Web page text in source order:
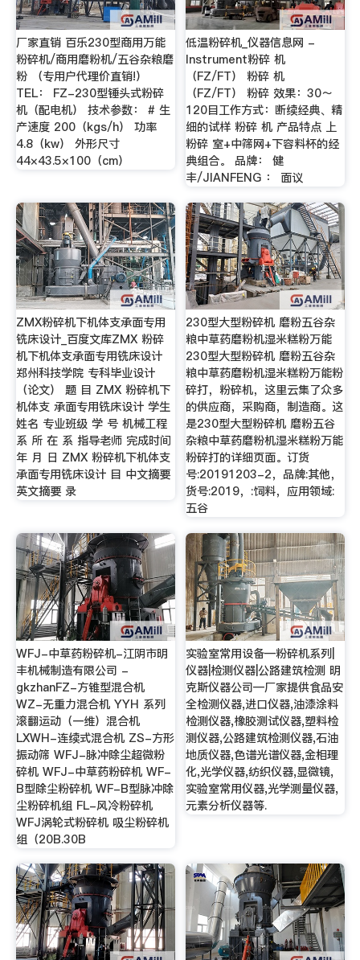
厂家直销 百乐230型商用万能
粉碎机/商用磨粉机/五谷杂粮磨
粉 （专用户代理价直销!）
TEL： FZ-230型锤头式粉碎
机（配电机） 技术参数： # 生
产速度 200（kgs/h） 功率
4.8（kw） 外形尺寸
44×43.5×100（cm）
低温粉碎机_仪器信息网 -
Instrument粉碎 机
（FZ/FT） 粉碎 机
（FZ/FT） 粉碎 效果：30～
120目工作方式：断续经典、精
细的试样 粉碎 机 产品特点 上
粉碎 室+中筛网+下容料杯的经
典组合。 品牌： 健
丰/JIANFENG ： 面议
ZMX粉碎机下机体支承面专用
铣床设计_百度文库ZMX 粉碎
机下机体支承面专用铣床设计
郑州科技学院 专科毕业设计
（论文） 题 目 ZMX 粉碎机下
机体支 承面专用铣床设计 学生
姓名 专业班级 学 号 机械工程
系 所 在 系 指导老师 完成时间
年 月 日 ZMX 粉碎机下机体支
承面专用铣床设计 目 中文摘要
英文摘要 录
230型大型粉碎机 磨粉五谷杂
粮中草药磨粉机湿米糕粉万能
230型大型粉碎机 磨粉五谷杂
粮中草药磨粉机湿米糕粉万能粉
碎打，粉碎机，这里云集了众多
的供应商，采购商，制造商。这
是230型大型粉碎机 磨粉五谷
杂粮中草药磨粉机湿米糕粉万能
粉碎打的详细页面。订货
号:20191203-2，品牌:其他，
货号:2019，:饲料，应用领域:
五谷
WFJ-中草药粉碎机-江阴市明
丰机械制造有限公司 -
gkzhanFZ-方锥型混合机
WZ-无重力混合机 YYH 系列
滚翻运动（一维）混合机
LXWH-连续式混合机 ZS-方形
振动筛 WFJ-脉冲除尘超微粉
碎机 WFJ-中草药粉碎机 WF-
B型除尘粉碎机 WF-B型脉冲除
尘粉碎机组 FL-风冷粉碎机
WFJ涡轮式粉碎机 吸尘粉碎机
组（20B.30B
实验室常用设备—粉碎机系列|
仪器|检测仪器|公路建筑检测 明
克斯仪器公司—厂家提供食品安
全检测仪器,进口仪器,油漆涂料
检测仪器,橡胶测试仪器,塑料检
测仪器,公路建筑检测仪器,石油
地质仪器,色谱光谱仪器,金相理
化,光学仪器,纺织仪器,显微镜,
实验室常用仪器,光学测量仪器,
元素分析仪器等.